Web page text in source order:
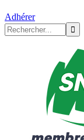
Adhérer